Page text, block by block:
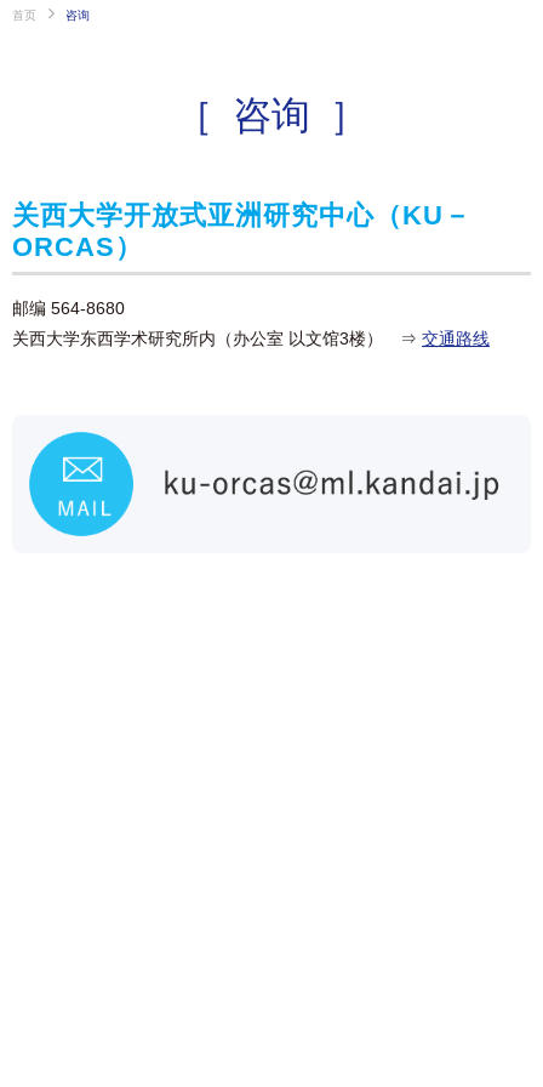
首页 咨询
咨询
关西大学开放式亚洲研究中心（KU－
ORCAS）
邮编 564-8680
关西大学东西学术研究所内（办公室 以文馆3楼） ⇒ 交通路线